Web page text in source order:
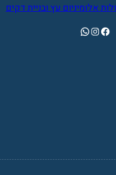
Facebook
Instagram
WhatsApp